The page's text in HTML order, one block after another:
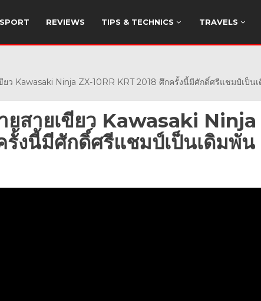
REVIEWS TIPS & TECHNICS TRAVELS
ว Kawasaki Ninja ZX-10RR KRT 2018 ศึกครั้งนี้มีศักดิ์ศรีแชมป์เป็น
ยสายเขียว Kawasaki Ninja
รั้งนี้มีศักดิ์ศรีแชมป์เป็นเดิมพัน